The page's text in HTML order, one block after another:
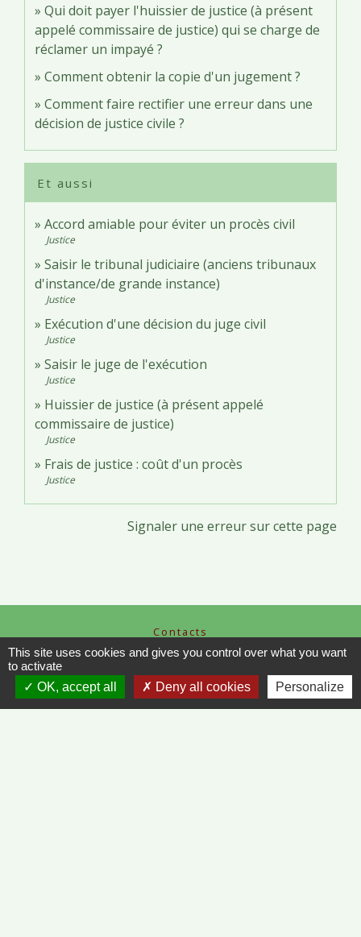
Qui doit payer l'huissier de justice (à présent
appelé commissaire de justice) qui se charge de
réclamer un impayé ?
Comment obtenir la copie d'un jugement ?
Comment faire rectifier une erreur dans une
décision de justice civile ?
Et aussi
Accord amiable pour éviter un procès civil
Justice
Saisir le tribunal judiciaire (anciens tribunaux
d'instance/de grande instance)
Justice
Exécution d'une décision du juge civil
Justice
Saisir le juge de l'exécution
Justice
Huissier de justice (à présent appelé
commissaire de justice)
Justice
Frais de justice : coût d'un procès
Justice
Signaler une erreur sur cette page
Contacts
Commune de Vinzelles
71680 Vinzelles - FRANCE
+33 3 85 35 61 19
This site uses cookies and gives you control over what you want
to activate
OK, accept all
Deny all cookies Personalize